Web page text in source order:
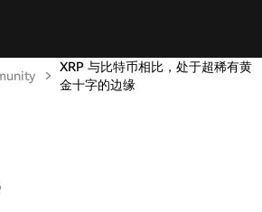
XRP 与比特币相比，处于超稀有黄
金十字的边缘